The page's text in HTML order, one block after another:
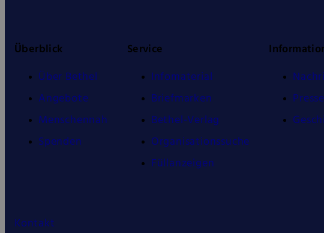
Überblick
Über Bethel
Angebote
Menschennah
Spenden
Service
Infomaterial
Briefmarken
Bethel-Verlag
Organisationssuche
Füllanzeigen
Presse
Kontakt